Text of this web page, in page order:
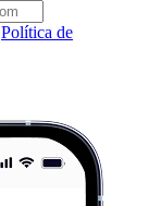
Política de